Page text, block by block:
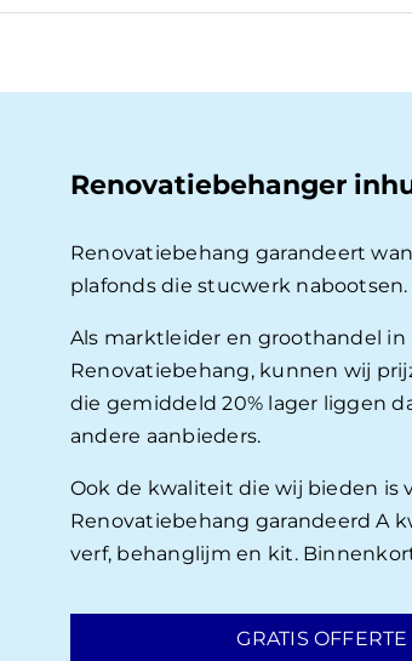
Renovatiebehanger
Renovatiebehang garandeert
plafonds die stucwerk nabootsen.
Als marktleider en groothandel in
Renovatiebehang, kunnen wij
die gemiddeld 20% lager liggen
andere aanbieders.
Ook de kwaliteit die wij bieden is
Renovatiebehang garandeerd A
verf, behanglijm en kit.
GRATIS OFFERTE